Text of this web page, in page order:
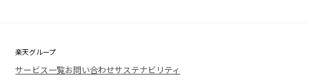
楽天グループ
サービス一覧お問い合わせサステナビリティ